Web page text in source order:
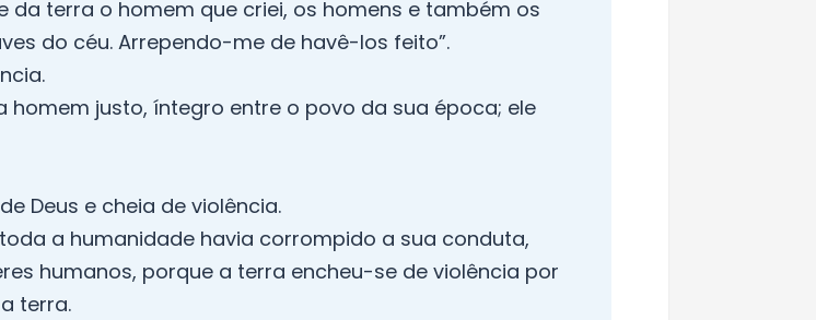
da terra o homem que criei, os homens e também os
do céu. Arrependo-me de havê-los feito”.
homem justo, íntegro entre o povo da sua época; ele
Deus e cheia de violência.
a humanidade havia corrompido a sua conduta,
humanos, porque a terra encheu-se de violência por
terra.